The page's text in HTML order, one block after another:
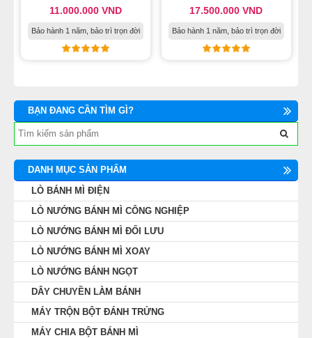
11.000.000VND
Bảo hành 1 năm, bảo trì trọn đời
17.500.000VND
Bảo hành 1 năm, bảo trì trọn đời
BẠN ĐANG CẦN TÌM GÌ?
DANH MỤC SẢN PHẨM
LÒ BÁNH MÌ ĐIỆN
LÒ NƯỚNG BÁNH MÌ CÔNG NGHIỆP
LÒ NƯỚNG BÁNH MÌ ĐỐI LƯU
LÒ NƯỚNG BÁNH MÌ XOAY
LÒ NƯỚNG BÁNH NGỌT
DÂY CHUYỀN LÀM BÁNH
MÁY TRỘN BỘT ĐÁNH TRỨNG
MÁY CHIA BỘT BÁNH MÌ